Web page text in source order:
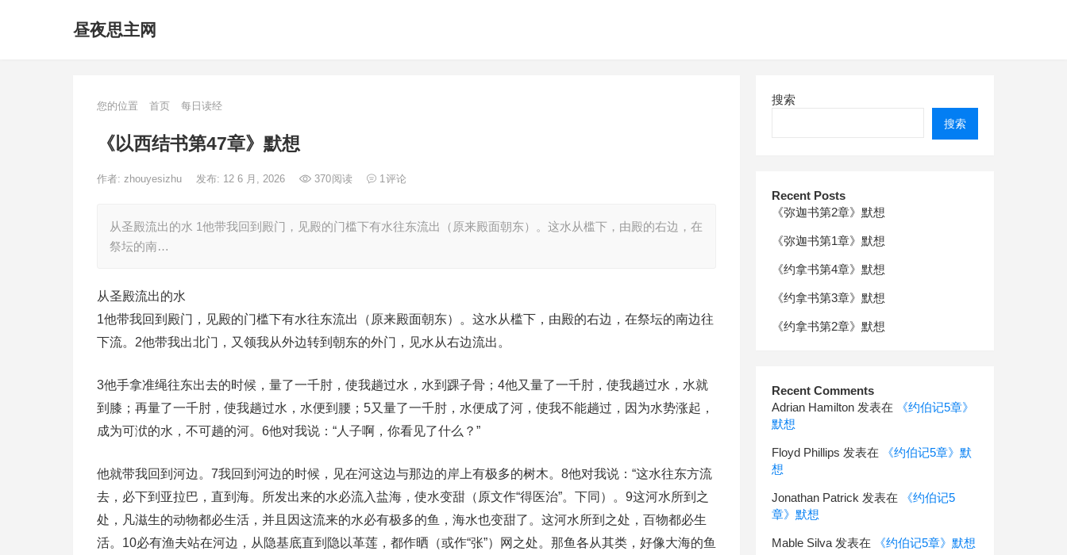
昼夜思主网
您的位置 首页 每日读经
《以西结书第47章》默想
作者: zhouyesizhu 发布: 12 6 月, 2026 370阅读 1评论
从圣殿流出的水 1他带我回到殿门，见殿的门槛下有水往东流出（原来殿面朝东）。这水从槛下，由殿的右边，在
祭坛的南…
从圣殿流出的水
1他带我回到殿门，见殿的门槛下有水往东流出（原来殿面朝东）。这水从槛下，由殿的右边，在祭坛的南边往
下流。2他带我出北门，又领我从外边转到朝东的外门，见水从右边流出。
3他手拿准绳往东出去的时候，量了一千肘，使我趟过水，水到踝子骨；4他又量了一千肘，使我趟过水，水就
到膝；再量了一千肘，使我趟过水，水便到腰；5又量了一千肘，水便成了河，使我不能趟过，因为水势涨起，
成为可洑的水，不可趟的河。6他对我说：“人子啊，你看见了什么？”
他就带我回到河边。7我回到河边的时候，见在河这边与那边的岸上有极多的树木。8他对我说：“这水往东方流
去，必下到亚拉巴，直到海。所发出来的水必流入盐海，使水变甜（原文作“得医治”。下同）。9这河水所到之
处，凡滋生的动物都必生活，并且因这流来的水必有极多的鱼，海水也变甜了。这河水所到之处，百物都必生
活。10必有渔夫站在河边，从隐基底直到隐以革莲，都作晒（或作“张”）网之处。那鱼各从其类，好像大海的鱼
搜索
搜索
Recent Posts
《弥迦书第2章》默想
《弥迦书第1章》默想
《约拿书第4章》默想
《约拿书第3章》默想
《约拿书第2章》默想
Recent Comments
Adrian Hamilton 发表在
《约伯记5章》
默想
Floyd Phillips 发表在
《约伯记5章》默
想
Jonathan Patrick 发表在
《约伯记5
章》默想
Mable Silva 发表在 《约伯记5章》默想